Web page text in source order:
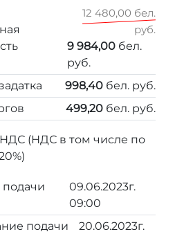
12 480,00 бел.
руб.
9 984,00 бел.
руб.
998,40 бел. руб.
499,20 бел. руб.
(НДС в том числе по
подачи
09.06.2023г.
09:00
подачи
20.06.2023г.